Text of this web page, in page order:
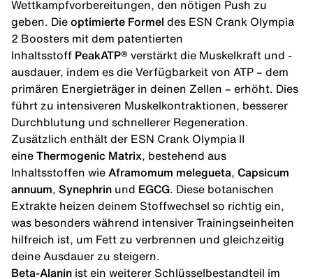
Wettkampfvorbereitungen, den nötigen Push zu
geben. Die optimierte Formel des ESN Crank Olympia
2 Boosters mit dem patentierten
Inhaltsstoff PeakATP® verstärkt die Muskelkraft und -
ausdauer, indem es die Verfügbarkeit von ATP – dem
primären Energieträger in deinen Zellen – erhöht. Dies
führt zu intensiveren Muskelkontraktionen, besserer
Durchblutung und schnellerer Regeneration.
Zusätzlich enthält der ESN Crank Olympia II
eine Thermogenic Matrix , bestehend aus
Inhaltsstoffen wie Aframomum melegueta
Capsicum
annuum
Synephrin und EGCG . Diese botanischen
Extrakte heizen deinem Stoffwechsel so richtig ein,
was besonders während intensiver Trainingseinheiten
hilfreich ist, um Fett zu verbrennen und gleichzeitig
deine Ausdauer zu steigern.
Beta-Alanin ist ein weiterer Schlüsselbestandteil im